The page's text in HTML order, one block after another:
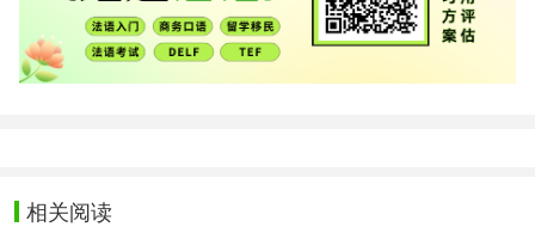
相关阅读